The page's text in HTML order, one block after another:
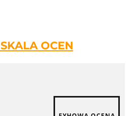
OCEN